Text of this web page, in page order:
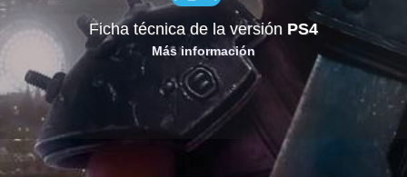
Ficha técnica de la versión PS4
Más información